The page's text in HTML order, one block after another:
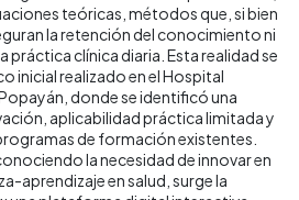
teóricas, métodos que, si bien
la retención del conocimiento ni
práctica clínica diaria. Esta realidad se
inicial realizado en el Hospital
donde se identificó una
aplicabilidad práctica limitada y
de formación existentes.
la necesidad de innovar en
aprendizaje en salud, surge la